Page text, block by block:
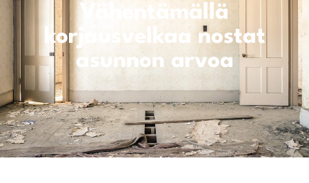
Vähentämällä
korjausvelkaa nostat
asunnon arvoa